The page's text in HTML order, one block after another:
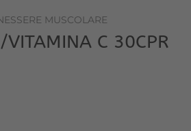
MUSCOLARE
VITAMINA C 30CPR